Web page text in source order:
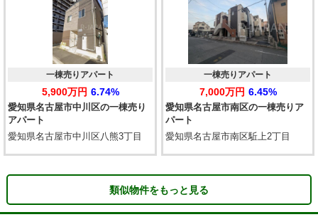
愛知県名古屋市中川区の一棟売り
アパート
一棟売りアパート
5,900万円 6.74%
愛知県名古屋市中川区八熊3丁目
愛知県名古屋市南区の一棟売りア
パート
一棟売りアパート
7,000万円 6.45%
愛知県名古屋市南区駈上2丁目
類似物件をもっと見る